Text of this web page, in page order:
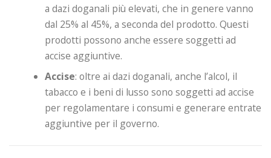
a dazi doganali più elevati, che in genere vanno
dal 25% al ​​45%, a seconda del prodotto. Questi
prodotti possono anche essere soggetti ad
accise aggiuntive.
Accise: oltre ai dazi doganali, anche l’alcol, il
tabacco e i beni di lusso sono soggetti ad accise
per regolamentare i consumi e generare entrate
aggiuntive per il governo.